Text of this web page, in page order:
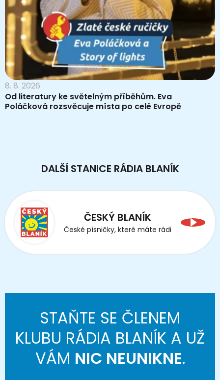
8. 8. 2026
Od literatury ke světelným příběhům. Eva
Poláčková rozsvěcuje místa po celé Evropě
DALŠÍ STANICE RÁDIA BLANÍK
ČESKÝ BLANÍK
České písničky, které máte rádi
STAŇTE SE ČLENEM
KLUBU RÁDIA BLANÍK A UŽ
VÁM NIC NEUNIKNE.